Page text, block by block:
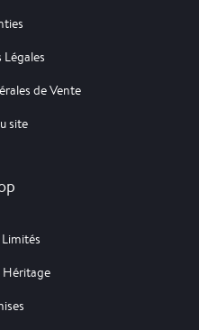
de Vente
site